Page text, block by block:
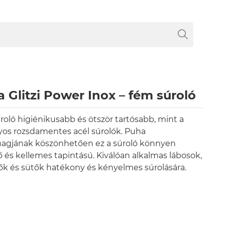
Glitzi Power Inox – fém súroló
higiénikusabb és ötször tartósabb, mint a
rozsdamentes acél súrolók. Puha
köszönhetően ez a súroló könnyen
kellemes tapintású. Kiválóan alkalmas lábosok,
és sütők hatékony és kényelmes súrolására.